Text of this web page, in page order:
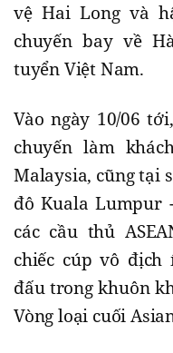
vệ Hai Long và
chuyến bay về
tuyển Việt Nam.
Vào ngày 10/06
chuyến làm
Malaysia, cũng tại
đô Kuala Lumpur
các cầu thủ
chiếc cúp vô
đấu trong khuôn
Vòng loại cuối